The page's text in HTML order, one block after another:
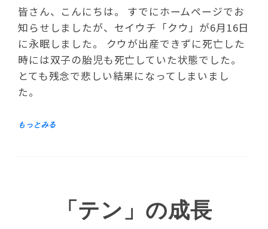
皆さん、こんにちは。 すでにホームページでお
知らせしましたが、セイウチ「クウ」が6月16日
に永眠しました。 クウが出産できずに死亡した
時には双子の胎児も死亡していた状態でした。
とても残念で悲しい結果になってしまいまし
た。
「テン」の成長